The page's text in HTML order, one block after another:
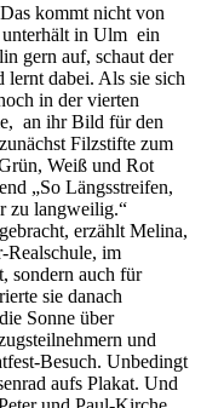
kommt nicht von
in Ulm ein
gern auf, schaut der
lernt dabei. Als sie sich
in der vierten
an ihr Bild für den
Filzstifte zum
Weiß und Rot
„So Längsstreifen,
zu langweilig.“
erzählt Melina,
Realschule, im
sondern auch für
sie danach
Sonne über
und
Besuch. Unbedingt
aufs Plakat. Und